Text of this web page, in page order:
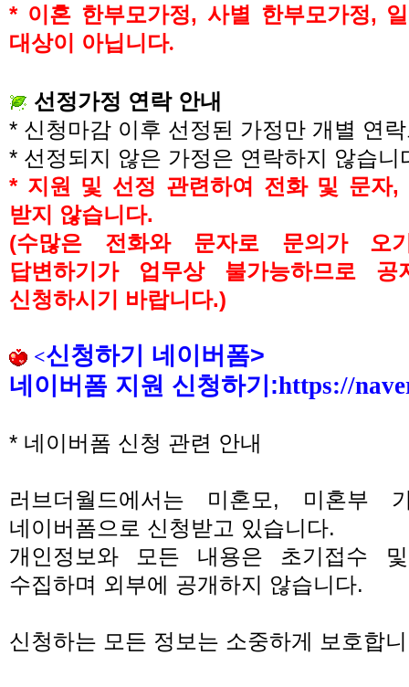
* 이혼 한부모가정, 사별 한부모가정,
대상이 아닙니다.
선정가정 연락 안내
* 신청마감 이후 선정된 가정만 개별 연
* 선정되지 않은 가정은 연락하지 않습니
* 지원 및 선정 관련하여 전화 및 문자,
받지 않습니다.
(수많은 전화와 문자로 문의가 오
답변하기가 업무상 불가능하므로 공
신청하시기 바랍니다.)
<신청하기 네이버폼>
네이버폼 지원 신청하기 :https://
* 네이버폼 신청 관련 안내
러브더월드에서는 미혼모 , 미혼부
네이버폼으로 신청받고 있습니다.
개인정보와 모든 내용은 초기접수
수집하며 외부에 공개하지 않습니다.
신청하는 모든 정보는 소중하게 보호합